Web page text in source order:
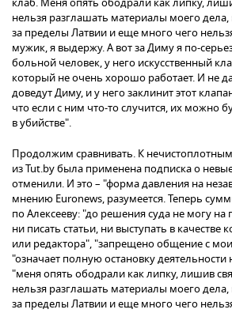
нельзя разглашать материалы моего
за пределы Латвии и еще много чего
мужик, я выдержу. А вот за Диму я по-
больной человек, у него искусственный
который не очень хорошо работает. И не
доведут Диму, и у него заклинит этот
что если с ним что-то случится, их можно
в убийстве".
Продолжим сравнивать. К
из Tut.by была применена подписка о
отменили. И это – "форма давления на
мнению Euronews, разумеется. Теперь
по Алексееву: "до решения суда не могу
ни писать статьи, ни выступать в качестве
или редактора", "запрещено общение с
"означает полную остановку
"меня опять ободрали как липку, лишив
нельзя разглашать материалы моего
за пределы Латвии и еще много чего